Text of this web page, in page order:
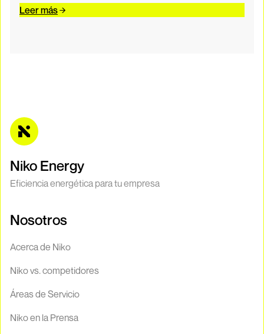
Leer más
Niko Energy
Eficiencia energética para tu empresa
Nosotros
Acerca de Niko
Niko vs. competidores
Áreas de Servicio
Niko en la Prensa